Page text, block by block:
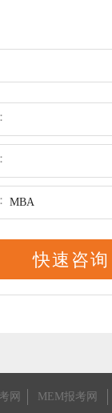
MBA
网 MEM报考网